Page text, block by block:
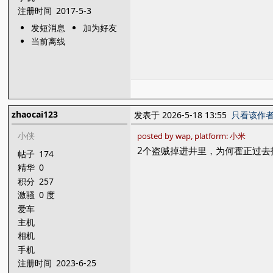
注册时间 2017-5-3
发短消息
加为好友
当前离线
zhaocai123
小侠
帖子 174
精华 0
积分 257
激骚 0 度
爱车
主机
相机
手机
注册时间 2023-6-25
发表于 2026-5-18 13:55 只看该作
posted by wap, platform: 小米
2个盗贼掉进井里，为何霍正过